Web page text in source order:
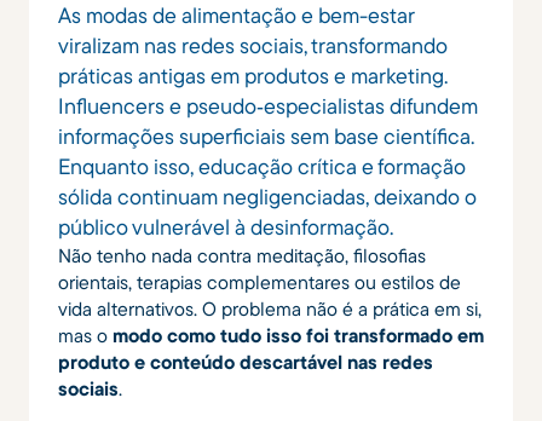
As modas de alimentação e bem-estar
viralizam nas redes sociais, transformando
práticas antigas em produtos e marketing.
Influencers e pseudo‑especialistas difundem
informações superficiais sem base científica.
Enquanto isso, educação crítica e formação
sólida continuam negligenciadas, deixando o
público vulnerável à desinformação.
Não tenho nada contra meditação, filosofias
orientais, terapias complementares ou estilos de
vida alternativos. O problema não é a prática em si,
mas o modo como tudo isso foi transformado em
produto e conteúdo descartável nas redes
sociais.